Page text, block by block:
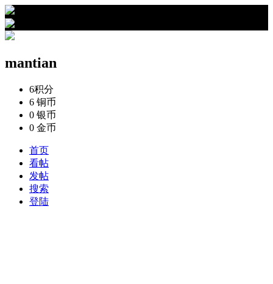
mantian
6积分
6 铜币
0 银币
0 金币
首页
看帖
发帖
搜索
登陆